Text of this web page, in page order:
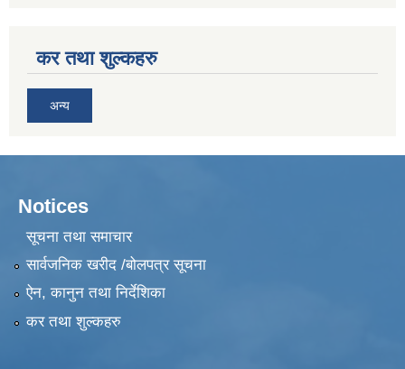
कर तथा शुल्कहरु
अन्य
Notices
सूचना तथा समाचार
सार्वजनिक खरीद /बोलपत्र सूचना
ऐन, कानुन तथा निर्देशिका
कर तथा शुल्कहरु